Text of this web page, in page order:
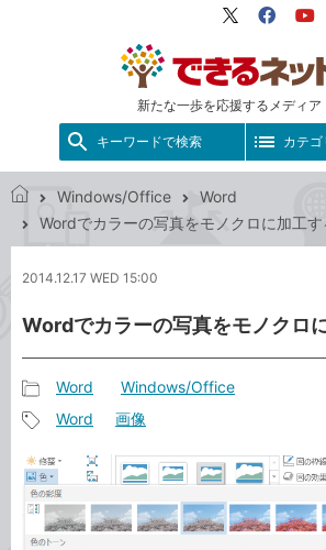
新たな一歩を応援するメディア
X（旧
キーワードで検索 カテ
で
ネ
ト
Windows/Office
Word
Wordでカラーの写真をモノクロに加工
2014.12.17 WED 15:00
Wordでカラーの写真をモノクロ
事
カ
テ
ゴ
リ
Word Windows/Office
事
タ
グ
Word 画像